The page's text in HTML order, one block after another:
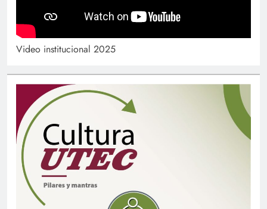
Video institucional 2025